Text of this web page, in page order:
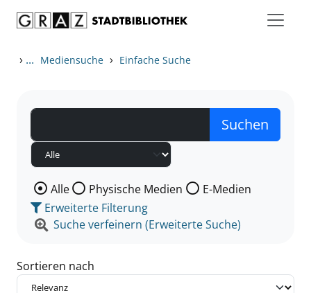
› ... Mediensuche › Einfache Suche
Wählen Sie die Medienart nach der Sie suchen wollen.
Alle Physische Medien
E-Medien
Erweiterte Filterung
Suche verfeinern (Erweiterte Suche)
Sortieren nach